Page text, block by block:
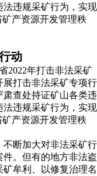
违规采矿行为，实现
产资源开发管理秩
动
2022年打击非法采矿
打击非法采矿专项行
查处持证矿山各类违
违规采矿行为，实现
产资源开发管理秩
断加大对非法采矿行
。但有的地方非法盗
牟利、以修复治理名